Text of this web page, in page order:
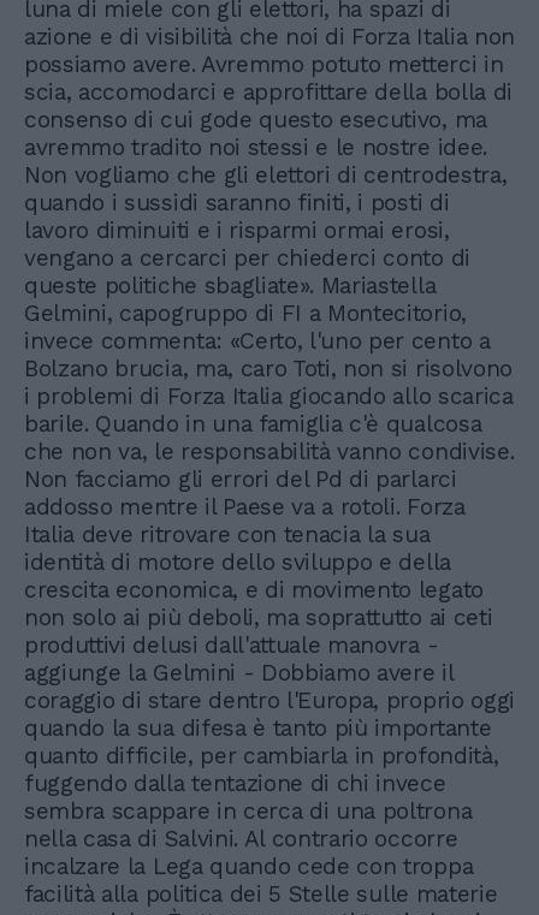
luna di miele con gli elettori, ha spazi di
azione e di visibilità che noi di Forza Italia non
possiamo avere. Avremmo potuto metterci in
scia, accomodarci e approfittare della bolla di
consenso di cui gode questo esecutivo, ma
avremmo tradito noi stessi e le nostre idee.
Non vogliamo che gli elettori di centrodestra,
quando i sussidi saranno finiti, i posti di
lavoro diminuiti e i risparmi ormai erosi,
vengano a cercarci per chiederci conto di
queste politiche sbagliate». Mariastella
Gelmini, capogruppo di FI a Montecitorio,
invece commenta: «Certo, l'uno per cento a
Bolzano brucia, ma, caro Toti, non si risolvono
i problemi di Forza Italia giocando allo scarica
barile. Quando in una famiglia c'è qualcosa
che non va, le responsabilità vanno condivise.
Non facciamo gli errori del Pd di parlarci
addosso mentre il Paese va a rotoli. Forza
Italia deve ritrovare con tenacia la sua
identità di motore dello sviluppo e della
crescita economica, e di movimento legato
non solo ai più deboli, ma soprattutto ai ceti
produttivi delusi dall'attuale manovra -
aggiunge la Gelmini - Dobbiamo avere il
coraggio di stare dentro l'Europa, proprio oggi
quando la sua difesa è tanto più importante
quanto difficile, per cambiarla in profondità,
fuggendo dalla tentazione di chi invece
sembra scappare in cerca di una poltrona
nella casa di Salvini. Al contrario occorre
incalzare la Lega quando cede con troppa
facilità alla politica dei 5 Stelle sulle materie